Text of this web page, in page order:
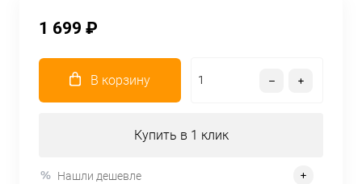
1 699 ₽
В корзину
Купить в 1 клик
Нашли дешевле